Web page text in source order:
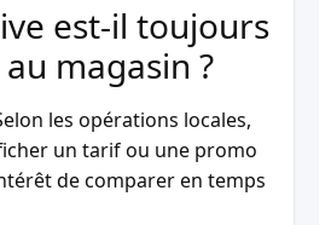
est-il toujours
magasin ?
les opérations locales,
un tarif ou une promo
de comparer en temps